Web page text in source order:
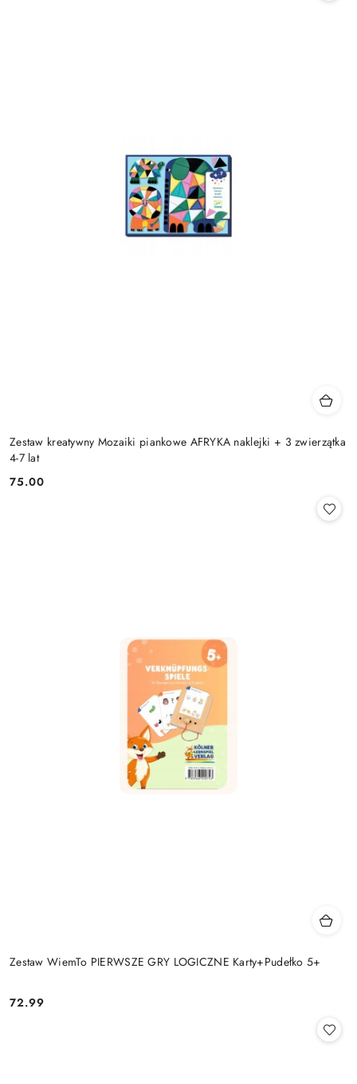
Zestaw kreatywny Mozaiki piankowe AFRYKA naklejki + 3 zwierzątka
4-7 lat
Cena:
75.00
Zestaw WiemTo PIERWSZE GRY LOGICZNE Karty+Pudełko 5+
Cena:
72.99